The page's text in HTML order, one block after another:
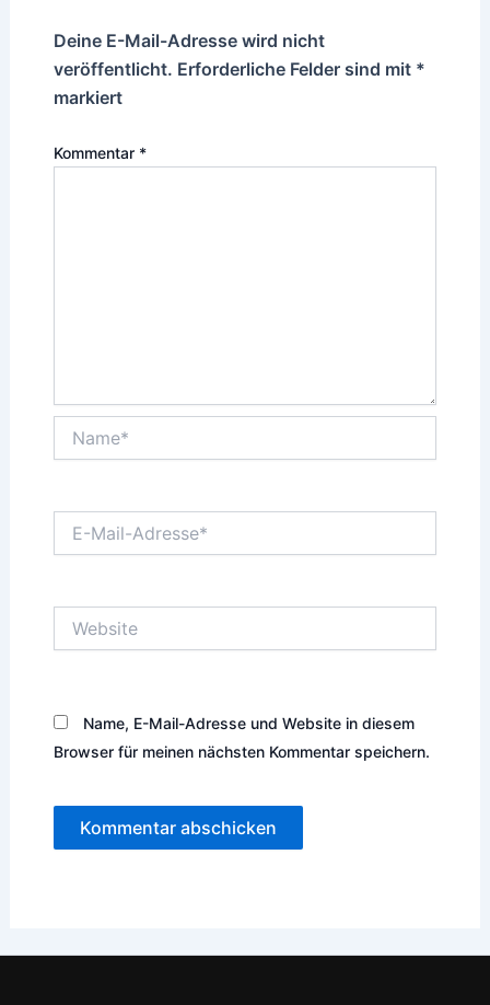
Deine E-Mail-Adresse wird nicht
veröffentlicht. Erforderliche Felder sind mit *
markiert
Kommentar *
Mail-
Name, E-Mail-Adresse und Website in diesem
Browser für meinen nächsten Kommentar speichern.